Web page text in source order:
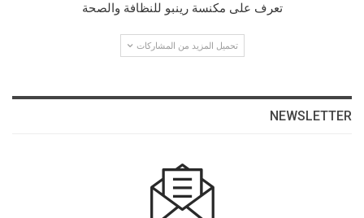
تعرف على مكنسة رينبو للنظافة والصحة
تحميل المزيد من المشاركات
NEWSLETTER